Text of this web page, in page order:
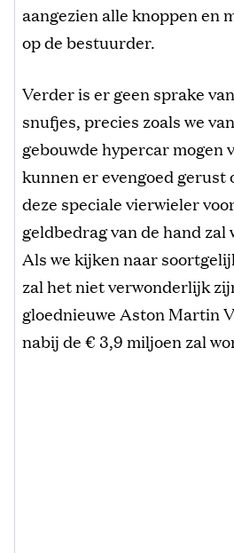
aangezien alle knoppen en
op de bestuurder.
Verder is er geen sprake
snufjes, precies zoals we
gebouwde hypercar mogen
kunnen er evengoed gerust
deze speciale vierwieler
geldbedrag van de hand zal
Als we kijken naar
zal het niet verwonderlijk
gloednieuwe Aston Martin
nabij de € 3,9 miljoen zal